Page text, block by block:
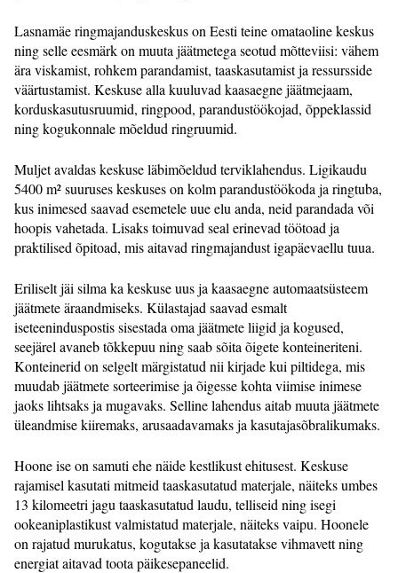
Lasnamäe ringmajanduskeskus on Eesti teine omataoline keskus
ning selle eesmärk on muuta jäätmetega seotud mõtteviisi: vähem
ära viskamist, rohkem parandamist, taaskasutamist ja ressursside
väärtustamist. Keskuse alla kuuluvad kaasaegne jäätmejaam,
korduskasutusruumid, ringpood, parandustöökojad, õppeklassid
ning kogukonnale mõeldud ringruumid.
Muljet avaldas keskuse läbimõeldud terviklahendus. Ligikaudu
5400 m² suuruses keskuses on kolm parandustöökoda ja ringtuba,
kus inimesed saavad esemetele uue elu anda, neid parandada või
hoopis vahetada. Lisaks toimuvad seal erinevad töötoad ja
praktilised õpitoad, mis aitavad ringmajandust igapäevaellu tuua.
Eriliselt jäi silma ka keskuse uus ja kaasaegne automaatsüsteem
jäätmete äraandmiseks. Külastajad saavad esmalt
iseteeninduspostis sisestada oma jäätmete liigid ja kogused,
seejärel avaneb tõkkepuu ning saab sõita õigete konteineriteni.
Konteinerid on selgelt märgistatud nii kirjade kui piltidega, mis
muudab jäätmete sorteerimise ja õigesse kohta viimise inimese
jaoks lihtsaks ja mugavaks. Selline lahendus aitab muuta jäätmete
üleandmise kiiremaks, arusaadavamaks ja kasutajasõbralikumaks.
Hoone ise on samuti ehe näide kestlikust ehitusest. Keskuse
rajamisel kasutati mitmeid taaskasutatud materjale, näiteks umbes
13 kilomeetri jagu taaskasutatud laudu, telliseid ning isegi
ookeaniplastikust valmistatud materjale, näiteks vaipu. Hoonele
on rajatud murukatus, kogutakse ja kasutatakse vihmavett ning
energiat aitavad toota päikesepaneelid.